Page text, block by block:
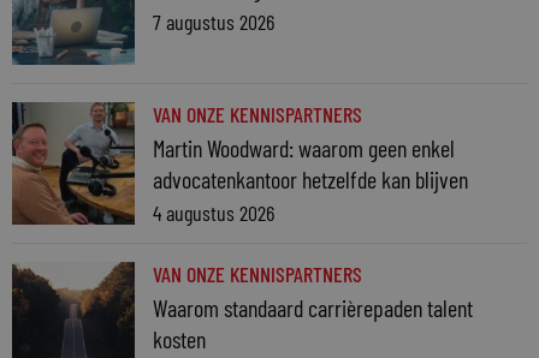
7 augustus 2026
VAN ONZE KENNISPARTNERS
Martin Woodward: waarom geen enkel
advocatenkantoor hetzelfde kan blijven
4 augustus 2026
VAN ONZE KENNISPARTNERS
Waarom standaard carrièrepaden talent
kosten